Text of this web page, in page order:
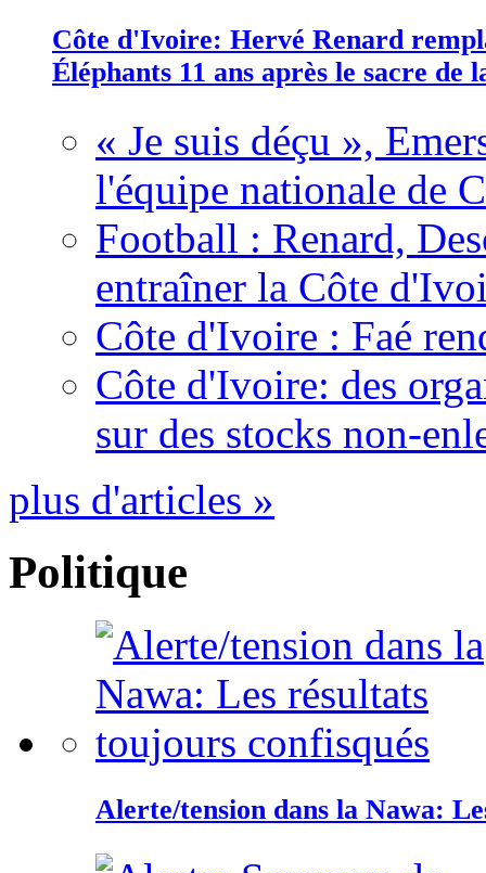
Côte d'Ivoire: Hervé Renard
Éléphants 11 ans après le sacre de
« Je suis déçu »,
l'équipe nationale de
Football : Renard,
entraîner la Côte
Côte d'Ivoire : Faé
Côte d'Ivoire: des
sur des stocks non-
plus d'articles »
Politique
Alerte/tension dans la Nawa: